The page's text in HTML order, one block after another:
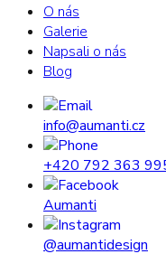
O nás
Galerie
Napsali o nás
Blog
info@aumanti.cz
+420 792 363
Aumanti
@aumantidesign